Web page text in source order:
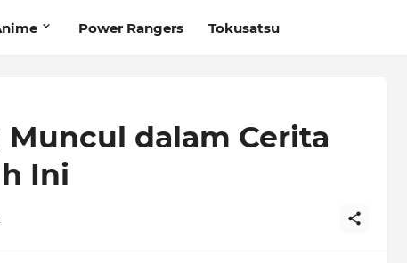
Power Rangers Tokusatsu
dalam Cerita
Ini